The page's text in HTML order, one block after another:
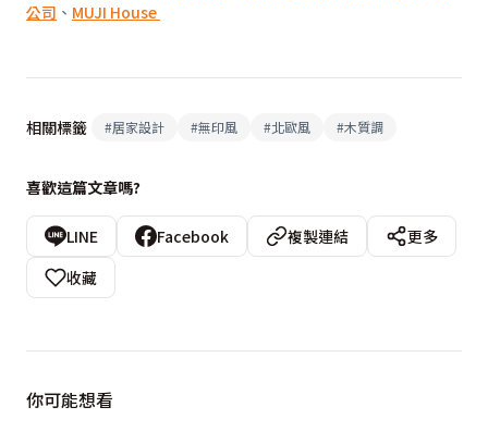
公司 、 MUJI House
相關標籤 #居家設計 #無印風 #北歐風 #木質調
喜歡這篇文章嗎?
LINE Facebook 複製連結
更多
收藏
你可能想看